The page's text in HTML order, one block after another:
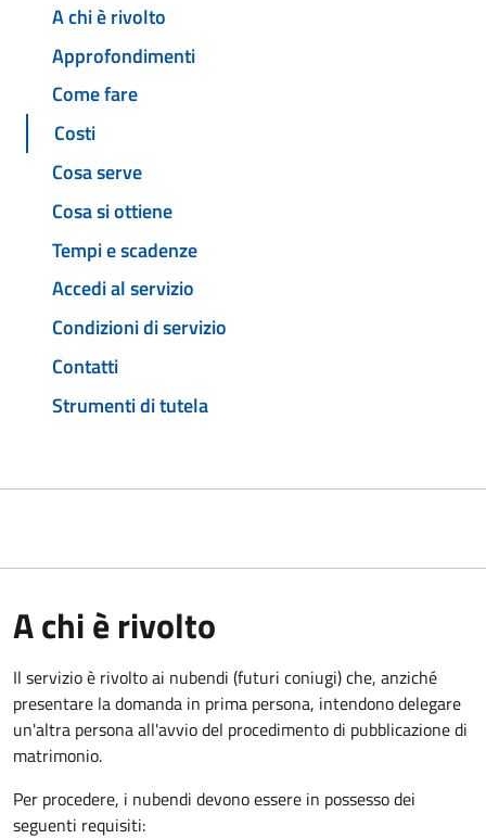
A chi è rivolto
Approfondimenti
Come fare
Costi
Cosa serve
Cosa si ottiene
Tempi e scadenze
Accedi al servizio
Condizioni di servizio
Contatti
Strumenti di tutela
A chi è rivolto
Il servizio è rivolto ai nubendi (futuri coniugi) che, anziché
presentare la domanda in prima persona, intendono delegare
un'altra persona all'avvio del procedimento di pubblicazione di
matrimonio.
Per procedere, i nubendi devono essere in possesso dei
seguenti requisiti: